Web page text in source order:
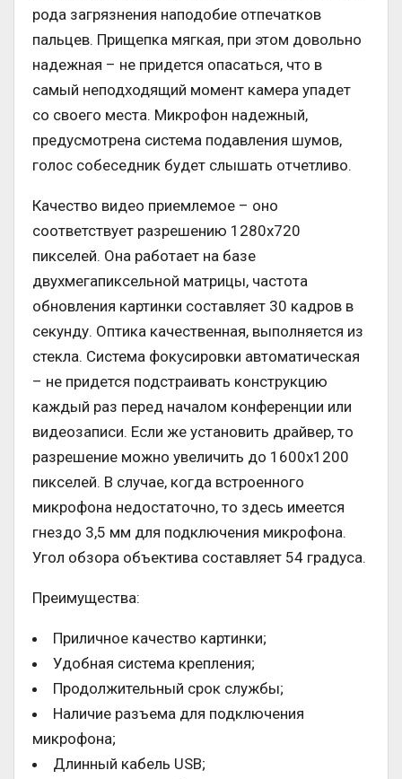
рода загрязнения наподобие отпечатков
пальцев. Прищепка мягкая, при этом довольно
надежная – не придется опасаться, что в
самый неподходящий момент камера упадет
со своего места. Микрофон надежный,
предусмотрена система подавления шумов,
голос собеседник будет слышать отчетливо.
Качество видео приемлемое – оно
соответствует разрешению 1280х720
пикселей. Она работает на базе
двухмегапиксельной матрицы, частота
обновления картинки составляет 30 кадров в
секунду. Оптика качественная, выполняется из
стекла. Система фокусировки автоматическая
– не придется подстраивать конструкцию
каждый раз перед началом конференции или
видеозаписи. Если же установить драйвер, то
разрешение можно увеличить до 1600х1200
пикселей. В случае, когда встроенного
микрофона недостаточно, то здесь имеется
гнездо 3,5 мм для подключения микрофона.
Угол обзора объектива составляет 54 градуса.
Преимущества:
Приличное качество картинки;
Удобная система крепления;
Продолжительный срок службы;
Наличие разъема для подключения
микрофона;
Длинный кабель USB;